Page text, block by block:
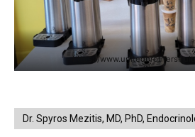
https://
Dr. Spyros Mezitis, MD, PhD,